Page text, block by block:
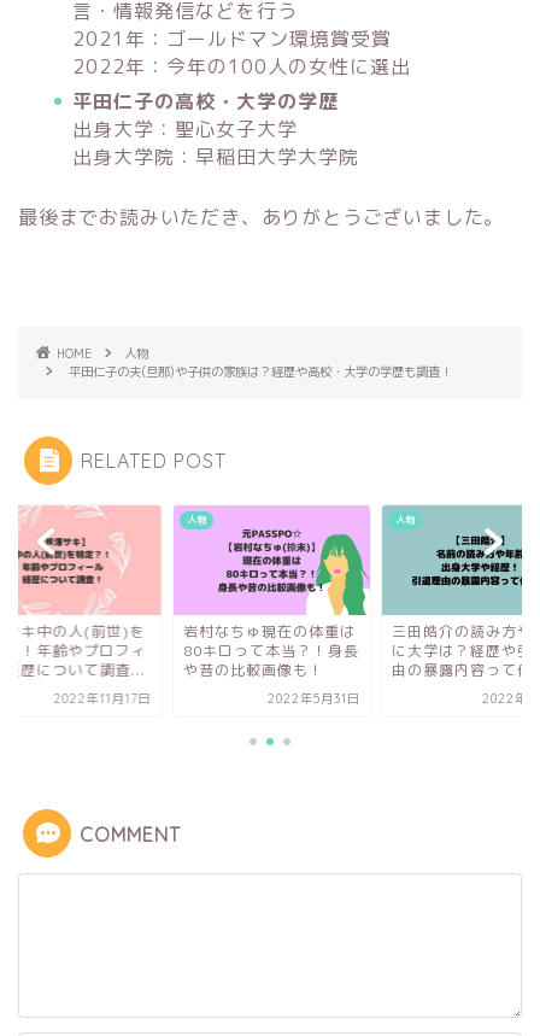
言・情報発信などを行う
2021年：ゴールドマン環境賞受賞
2022年：今年の100人の女性に選出
平田仁子の高校・大学の学歴
出身大学：聖心女子大学
出身大学院：早稲田大学大学院
最後までお読みいただき、ありがとうございました。
HOME
人物
平田仁子の夫(旦那)や子供の家族は？経歴や高校・大学の学歴も調査！
RELATED POST
サキ中の人(前世)を
？！年齢やプロフィ
経歴について調査...
2022年11月17日
人物
岩村なちゅ現在の体重は
80キロって本当？！身長
や昔の比較画像も！
2022年5月31日
人物
三田皓介の読み方や
に大学は？経歴や引
由の暴露内容って何
2022年3
COMMENT